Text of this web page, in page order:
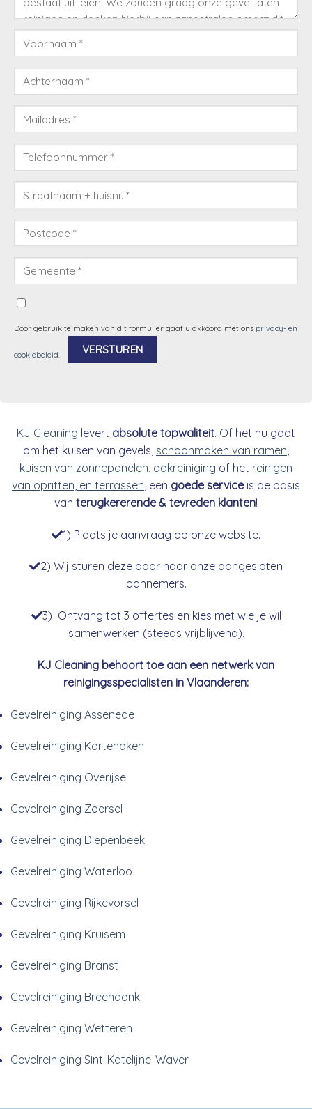
Door gebruik te maken van dit formulier gaat u akkoord met ons privacy- en
cookiebeleid.
KJ Cleaning levert absolute topwaliteit. Of het nu gaat
om het kuisen van gevels, schoonmaken van ramen
kuisen van zonnepanelen dakreiniging of het reinigen
van opritten, en terrassen , een goede serviceis de basis
van terugkererende & tevreden klanten!
1) Plaats je aanvraag op onze website.
2) Wij sturen deze door naar onze aangesloten
aannemers.
3) Ontvang tot 3 offertes en kies met wie je wil
samenwerken (steeds vrijblijvend).
KJ Cleaning behoort toe aan een netwerk van
reinigingsspecialisten in Vlaanderen:
Gevelreiniging Assenede
Gevelreiniging Kortenaken
Gevelreiniging Overijse
Gevelreiniging Zoersel
Gevelreiniging Diepenbeek
Gevelreiniging Waterloo
Gevelreiniging Rijkevorsel
Gevelreiniging Kruisem
Gevelreiniging Branst
Gevelreiniging Breendonk
Gevelreiniging Wetteren
Gevelreiniging Sint-Katelijne-Waver